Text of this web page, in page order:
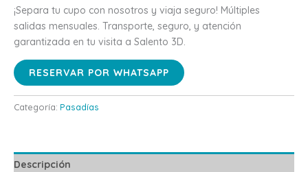
¡Separa tu cupo con nosotros y viaja seguro! Múltiples
salidas mensuales. Transporte, seguro, y atención
garantizada en tu visita a Salento 3D.
RESERVAR POR WHATSAPP
Categoría: Pasadías
Descripción